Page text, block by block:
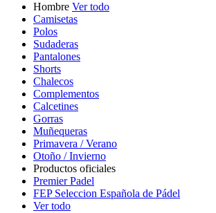
Hombre Ver todo
Camisetas
Polos
Sudaderas
Pantalones
Shorts
Chalecos
Complementos
Calcetines
Gorras
Muñequeras
Primavera / Verano
Otoño / Invierno
Productos oficiales
Premier Padel
FEP Seleccion Española de Pádel
Ver todo